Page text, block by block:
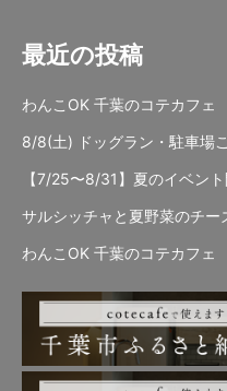
最近の投稿
8/8(土) ドッグラン・駐車場
【7/25〜8/31】夏のイベン
サルシッチャと夏野菜のチー